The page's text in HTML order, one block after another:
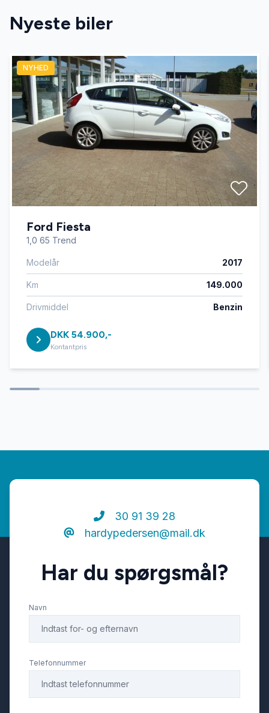
sædevarme
Nyeste biler
NYHED
Ford Fiesta
1,0 65 Trend
Modelår 2017
Km 149.000
Drivmiddel Benzin
DKK 54.900,-
Kontantpris
30 91 39 28
hardypedersen@mail.dk
Har du spørgsmål?
Navn
Telefonnummer